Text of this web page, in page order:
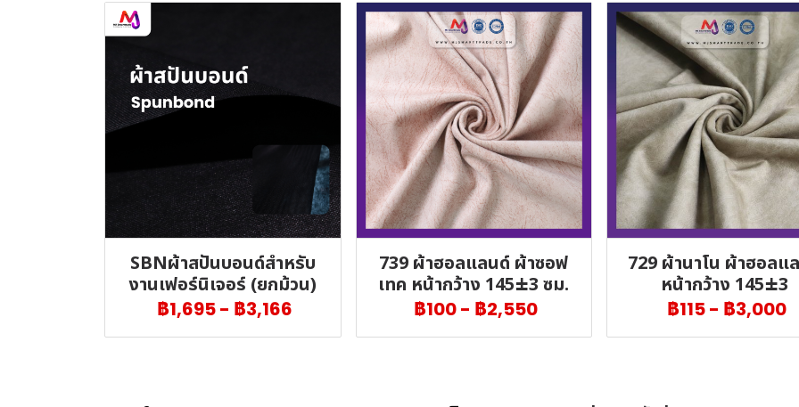
SBNผ้าสปันบอนด์สำหรับ
งานเฟอร์นิเจอร์ (ยกม้วน)
฿1,695- ฿3,166
739 ผ้าฮอลแลนด์ ผ้าซอฟ
เทค หน้ากว้าง 145±3 ซม.
฿100- ฿2,550
729 ผ้านาโน ผ้าฮอลแ
หน้ากว้าง 145±3
฿115- ฿3,000